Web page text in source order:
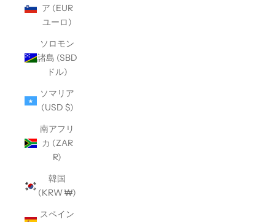
ア (EUR
ユーロ)
ソロモン
諸島 (SBD
ドル)
ソマリア
(USD $)
南アフリ
カ (ZAR
R)
韓国
(KRW ₩)
スペイン